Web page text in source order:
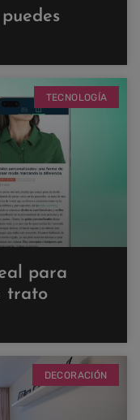
TECNOLOGÍA
para
trato
DECORACIÓN